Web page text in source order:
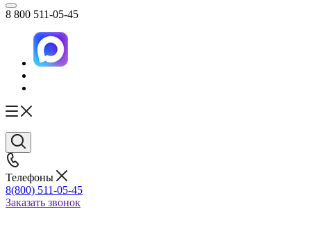
8 800 511-05-45
Телефоны
8(800) 511-05-45
Заказать звонок